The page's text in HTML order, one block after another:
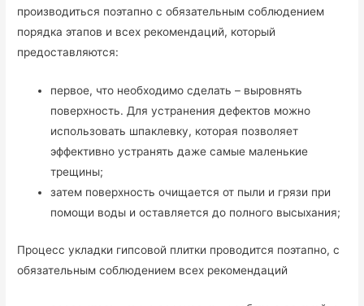
производиться поэтапно с обязательным соблюдением
порядка этапов и всех рекомендаций, который
предоставляются:
первое, что необходимо сделать – выровнять
поверхность. Для устранения дефектов можно
использовать шпаклевку, которая позволяет
эффективно устранять даже самые маленькие
трещины;
затем поверхность очищается от пыли и грязи при
помощи воды и оставляется до полного высыхания;
Процесс укладки гипсовой плитки проводится поэтапно, с
обязательным соблюдением всех рекомендаций